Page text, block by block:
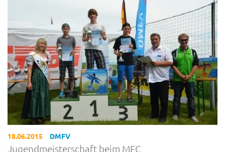
18.06.2015 DMFV
Jugendmeisterschaft beim MFC